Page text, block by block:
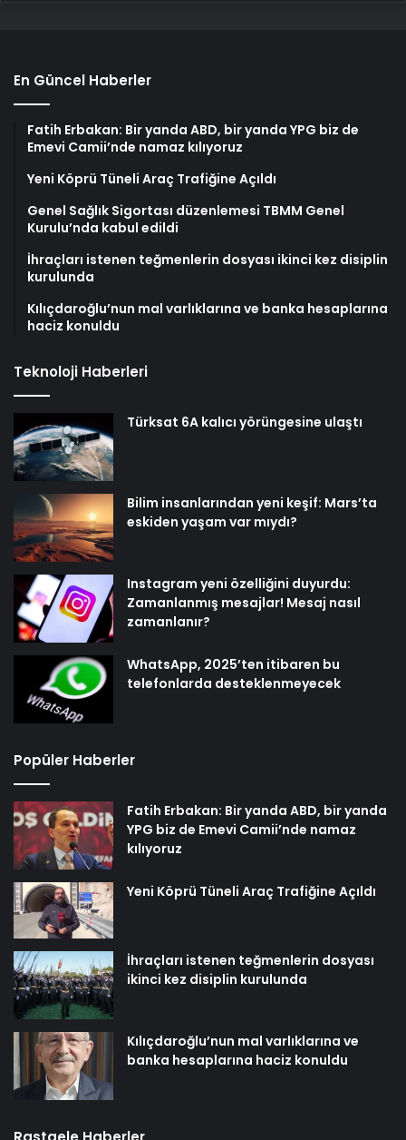
En Güncel Haberler
Fatih Erbakan: Bir yanda ABD, bir yanda YPG biz de
Emevi Camii’nde namaz kılıyoruz
Yeni Köprü Tüneli Araç Trafiğine Açıldı
Genel Sağlık Sigortası düzenlemesi TBMM Genel
Kurulu’nda kabul edildi
İhraçları istenen teğmenlerin dosyası ikinci kez disiplin
kurulunda
Kılıçdaroğlu’nun mal varlıklarına ve banka hesaplarına
haciz konuldu
Teknoloji Haberleri
Türksat 6A kalıcı yörüngesine ulaştı
Bilim insanlarından yeni keşif: Mars’ta
eskiden yaşam var mıydı?
Instagram yeni özelliğini duyurdu:
Zamanlanmış mesajlar! Mesaj nasıl
zamanlanır?
WhatsApp, 2025’ten itibaren bu
telefonlarda desteklenmeyecek
Popüler Haberler
Fatih Erbakan: Bir yanda ABD, bir yanda
YPG biz de Emevi Camii’nde namaz
kılıyoruz
Yeni Köprü Tüneli Araç Trafiğine Açıldı
İhraçları istenen teğmenlerin dosyası
ikinci kez disiplin kurulunda
Kılıçdaroğlu’nun mal varlıklarına ve
banka hesaplarına haciz konuldu